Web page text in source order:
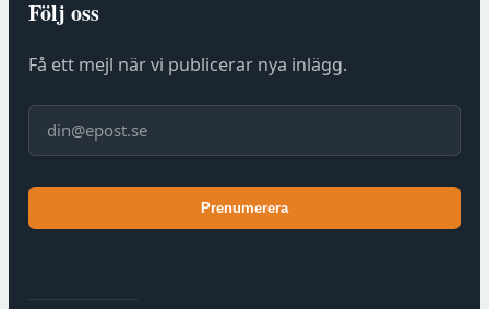
i
n
g
h
u
Följ oss
Få ett mejl när vi publicerar nya inlägg.
E-post
Prenumerera